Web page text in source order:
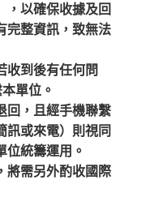
，以確保收據及回
完整資訊，致無法
收到後有任何問
單位。
回，且經手機聯繫
訊或來電）則視同
位統籌運用。
將需另外酌收國際